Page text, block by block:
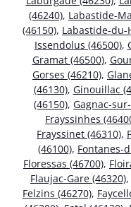
(46240), Labastide-
(46150), Labastide-du-
Issendolus (46500),
Gramat (46500),
Gorses (46210),
(46130), Ginouillac
(46150), Gagnac-
Frayssinhes
Frayssinet (46310),
(46100), Fontanes-
Floressas (46700),
Flaujac-Gare (46320),
Felzins (46270),